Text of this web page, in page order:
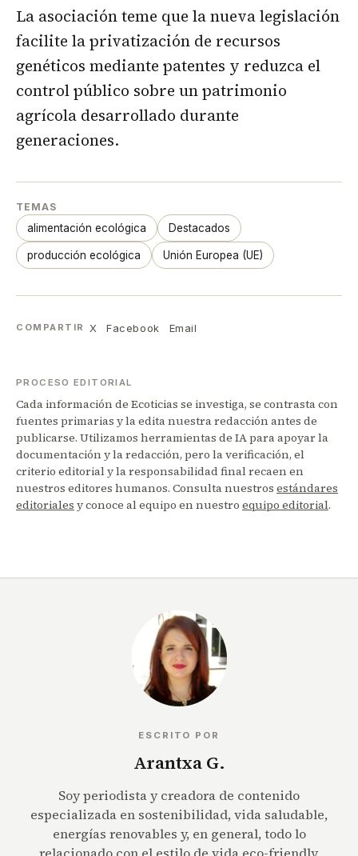
La asociación teme que la nueva legislación
facilite la privatización de recursos
genéticos mediante patentes y reduzca el
control público sobre un patrimonio
agrícola desarrollado durante
generaciones.
TEMAS
alimentación ecológica Destacados
producción ecológica Unión Europea (UE)
COMPARTIR X Facebook Email
PROCESO EDITORIAL
Cada información de Ecoticias se investiga, se contrasta con
fuentes primarias y la edita nuestra redacción antes de
publicarse. Utilizamos herramientas de IA para apoyar la
documentación y la redacción, pero la verificación, el
criterio editorial y la responsabilidad final recaen en
nuestros editores humanos. Consulta nuestros estándares
editoriales y conoce al equipo en nuestro equipo editorial.
ESCRITO POR
Arantxa G.
Soy periodista y creadora de contenido
especializada en sostenibilidad, vida saludable,
energías renovables y, en general, todo lo